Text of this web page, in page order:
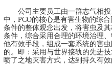
公司主要员工由一群志气相
中，PCO的核心是有害生物的综
条件的整体观念出发，将害虫及
条件，综合采用合理的环境治理
他有效手段，组成一套系统的害
的。即：采用与世界接轨的先进
喷了之地灭害方式，达到持久有效